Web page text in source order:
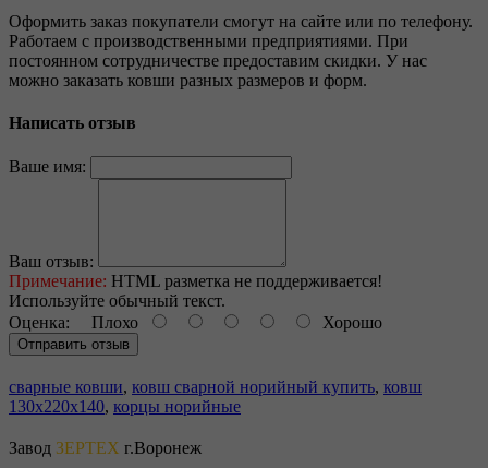
Оформить заказ покупатели смогут на сайте или по телефону.
Работаем с производственными предприятиями. При
постоянном сотрудничестве предоставим скидки. У нас
можно заказать ковши разных размеров и форм.
Написать отзыв
Ваше имя:
Ваш отзыв:
Примечание: HTML разметка не поддерживается!
Используйте обычный текст.
Оценка: Плохо Хорошо
Отправить отзыв
сварные ковши, ковш сварной норийный купить, ковш
130х220х140, корцы норийные
Завод ЗЕРТЕХ г.Воронеж